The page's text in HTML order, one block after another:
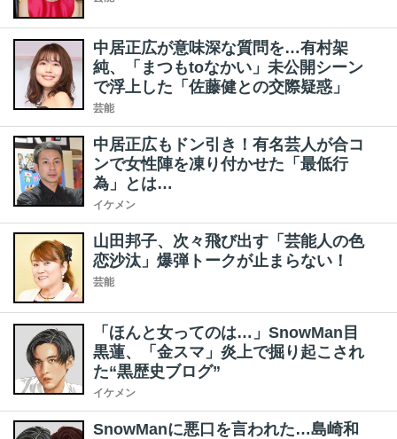
中居正広が意味深な質問を…有村架
純、「まつもtoなかい」未公開シーン
で浮上した「佐藤健との交際疑惑」
芸能
中居正広もドン引き！有名芸人が合コ
ンで女性陣を凍り付かせた「最低行
為」とは…
イケメン
山田邦子、次々飛び出す「芸能人の色
恋沙汰」爆弾トークが止まらない！
芸能
「ほんと女ってのは…」SnowMan目
黒蓮、「金スマ」炎上で掘り起こされ
た“黒歴史ブログ”
イケメン
SnowManに悪口を言われた…島崎和